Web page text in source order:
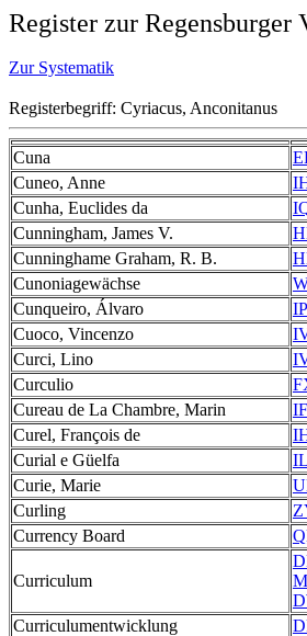
Register zur
Zur Systematik
Registerbegriff: Cyriacus, Anconitanus
Cuna
Cuneo, Anne
Cunha, Euclides da
Cunningham, James V.
Cunninghame Graham, R. B.
Cunoniagewächse
Cunqueiro, Álvaro
Cuoco, Vincenzo
Curci, Lino
Curculio
Cureau de La Chambre, Marin
Curel, François de
Curial e Güelfa
Curie, Marie
Curling
Currency Board
Curriculum
Curriculumentwicklung